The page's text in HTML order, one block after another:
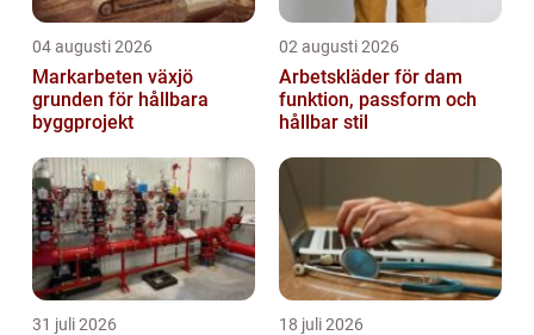
04 augusti 2026
Markarbeten växjö
grunden för hållbara
byggprojekt
02 augusti 2026
Arbetskläder för dam
funktion, passform och
hållbar stil
31 juli 2026 18 juli 2026